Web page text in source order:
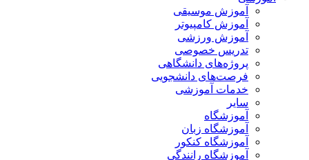
آموزش موسیقی
آموزش کامپیوتر
آموزش ورزشی
تدریس خصوصی
پروژه‌های دانشگاهی
فرصت‌های دانشجویی
خدمات آموزشی
سایر
آموزشگاه
آموزشگاه زبان
آموزشگاه کنکور
آموزشگاه رانندگی